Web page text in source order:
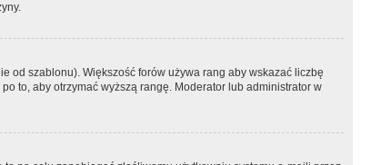
od szablonu). Większość forów używa rang aby wskazać liczbę
to, aby otrzymać wyższą rangę. Moderator lub administrator w